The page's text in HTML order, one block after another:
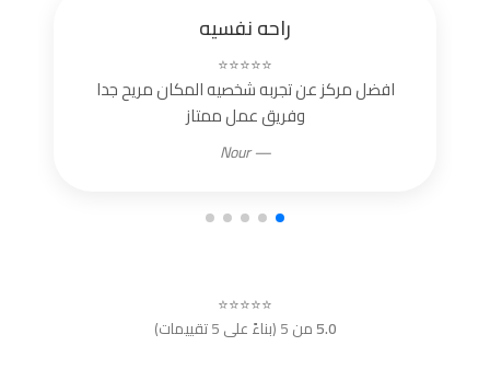
راحه نفسيه
⭐⭐⭐⭐⭐
افضل مركز عن تجربه شخصيه المكان مريح جدا
وفريق عمل ممتاز
— Nour
⭐⭐⭐⭐⭐
5.0من 5 (بناءً على 5 تقييمات)